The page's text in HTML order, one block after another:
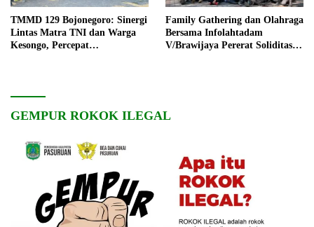
TMMD 129 Bojonegoro: Sinergi
Lintas Matra TNI dan Warga
Kesongo, Percepat
Family Gathering dan Olahraga
Bersama Infolahtadam
V/Brawijaya Pererat Soliditas
GEMPUR ROKOK ILEGAL